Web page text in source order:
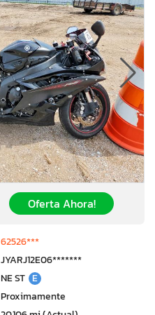
Oferta Ahora!
62526***
JYARJ12E06*******
NE ST E
Proximamente